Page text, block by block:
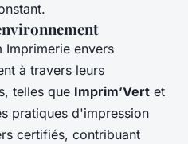
Imprimerie envers
à travers leurs
telles que Imprim’Vert et
pratiques d'impression
certifiés, contribuant